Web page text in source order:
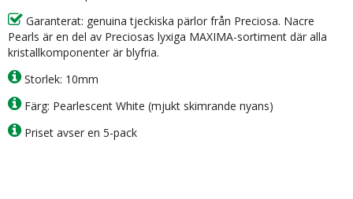
Garanterat: genuina tjeckiska pärlor från Preciosa. Nacre
Pearls är en del av Preciosas lyxiga MAXIMA-sortiment där alla
kristallkomponenter är blyfria.
Storlek: 10mm
Färg: Pearlescent White (mjukt skimrande nyans)
Priset avser en 5-pack